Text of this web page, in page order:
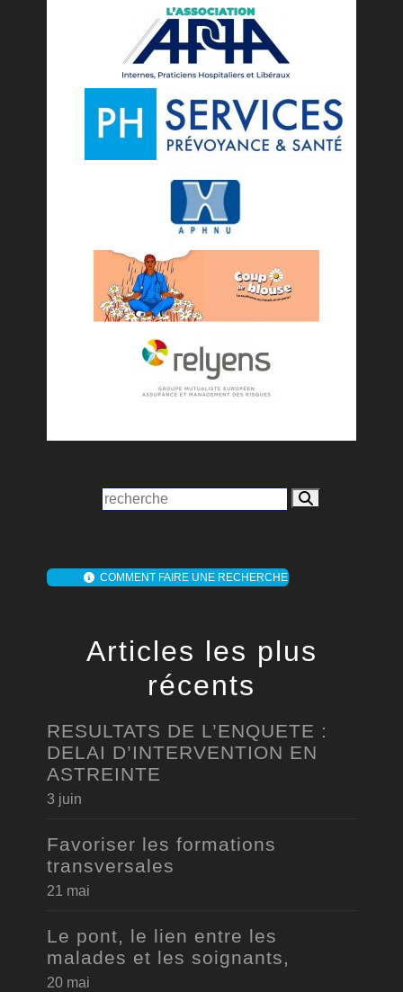
COMMENT FAIRE UNE RECHERCHE
Articles les plus
récents
RESULTATS DE L’ENQUETE :
DELAI D’INTERVENTION EN
ASTREINTE
3 juin
Favoriser les formations
transversales
21 mai
Le pont, le lien entre les
malades et les soignants,
20 mai